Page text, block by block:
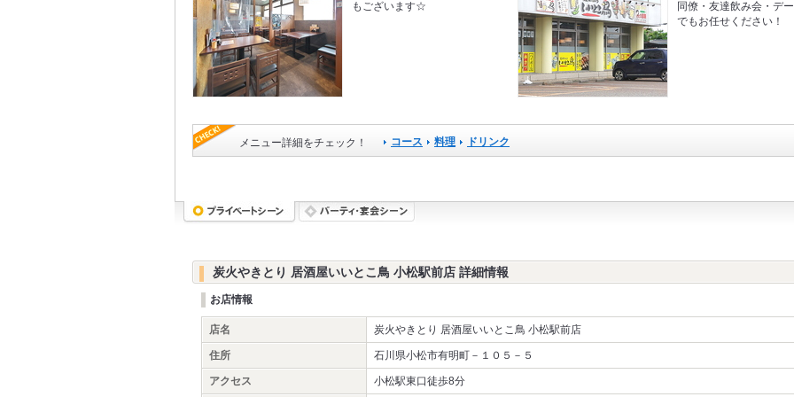
もございます☆
同僚・友達飲み会・デ
でもお任せください！
メニュー詳細をチェック！ コース 料理 ドリンク
炭火やきとり 居酒屋いいとこ鳥 小松駅前店 詳細情報
お店情報
店名 炭火やきとり 居酒屋いいとこ鳥 小松駅前店
住所 石川県小松市有明町－１０５－５
アクセス 小松駅東口徒歩8分